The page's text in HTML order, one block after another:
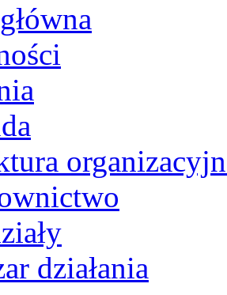
działania